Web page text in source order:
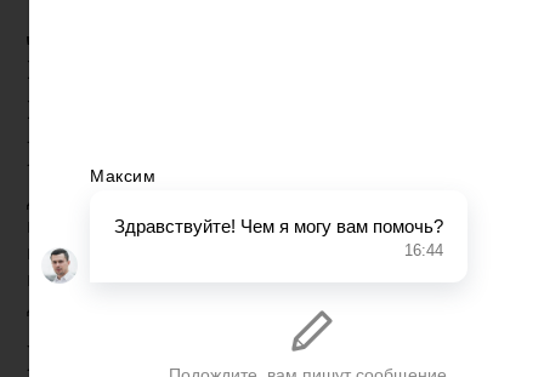
Доверие
негосударственный
пенсионный фонд
руководитель
Достойная пенсия – это законное желание всех
граждан. Негосударственные фонды, в отличие от
государственных предприятий, предлагают более
высокие процентные ставки. Однако стоит ли
доверять НПФ?
История создания и